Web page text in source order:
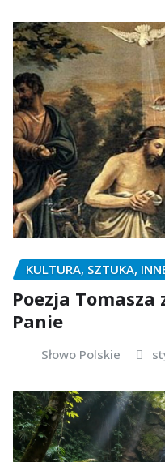
KULTURA, SZTUKA,
Poezja
Panie
Słowo Polskie